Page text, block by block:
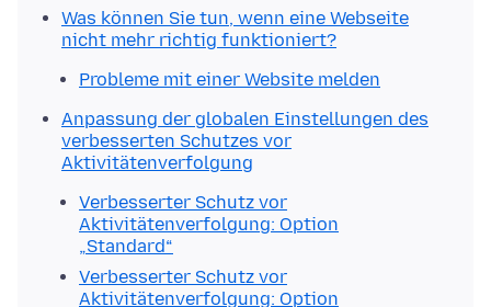
Was können Sie tun, wenn eine Webseite
nicht mehr richtig funktioniert?
Probleme mit einer Website melden
Anpassung der globalen Einstellungen des
verbesserten Schutzes vor
Aktivitätenverfolgung
Verbesserter Schutz vor
Aktivitätenverfolgung: Option
„Standard“
Verbesserter Schutz vor
Aktivitätenverfolgung: Option